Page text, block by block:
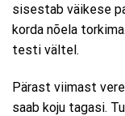
sisestab väikese
korda nõela
testi vältel.
Pärast viimast
saab koju tagasi.